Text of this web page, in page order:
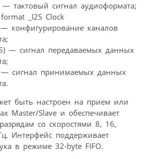
— тактовый сигнал аудиоформата;
_I2S Clock
— конфигурирование каналов
— сигнал передаваемых данных
— сигнал принимаемых данных
быть настроен на прием или
Master/Slave и обеспечивает
со скоростями 8, 16,
Интерфейс поддерживает
в режиме 32-byte FIFO.